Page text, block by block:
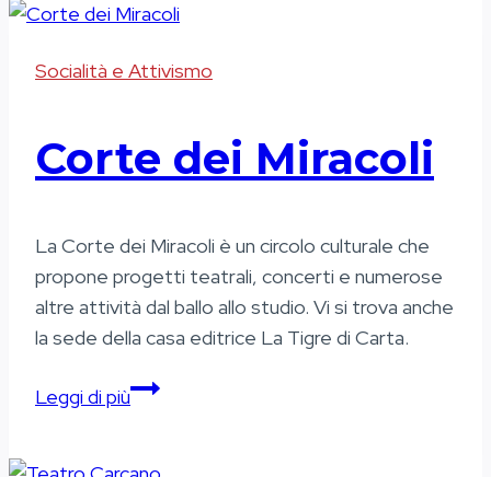
Socialità e Attivismo
Corte dei Miracoli
La Corte dei Miracoli è un circolo culturale che
propone progetti teatrali, concerti e numerose
altre attività dal ballo allo studio. Vi si trova anche
la sede della casa editrice La Tigre di Carta.
Leggi di piùCorte